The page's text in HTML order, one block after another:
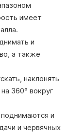
имеет
и
а также
наклонять
360° вокруг
и
и червячных